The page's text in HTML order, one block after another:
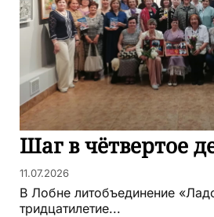
Шаг в чётвертое
11.07.2026
В Лобне литобъединение
тридцатилетие...